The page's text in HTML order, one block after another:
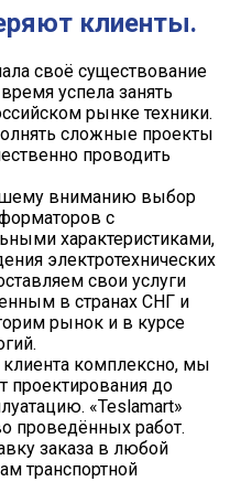
клиенты.
своё существование
успела занять
рынке техники.
сложные проекты
проводить
вниманию выбор
с
характеристиками,
электротехнических
свои услуги
в странах СНГ и
рынок и в курсе
комплексно, мы
проектирования до
«Teslamart»
проведённых работ.
заказа в любой
транспортной